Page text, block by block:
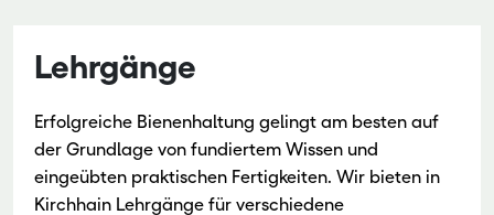
Lehrgänge
Erfolgreiche Bienenhaltung gelingt am besten auf
der Grundlage von fundiertem Wissen und
eingeübten praktischen Fertigkeiten. Wir bieten in
Kirchhain Lehrgänge für verschiedene